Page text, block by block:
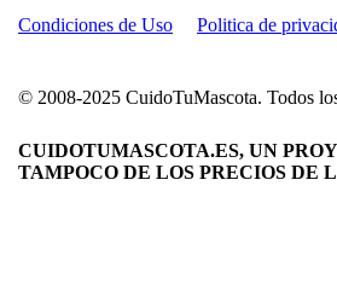
Condiciones de Uso Politica de
© 2008-2025 CuidoTuMascota. Todos
CUIDOTUMASCOTA.ES, UN
TAMPOCO DE LOS PRECIOS DE